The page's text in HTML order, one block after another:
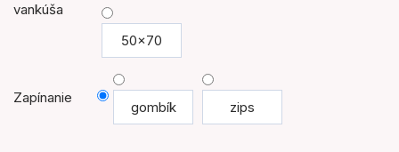
vankúša
50x70
Zapínanie
gombík zips